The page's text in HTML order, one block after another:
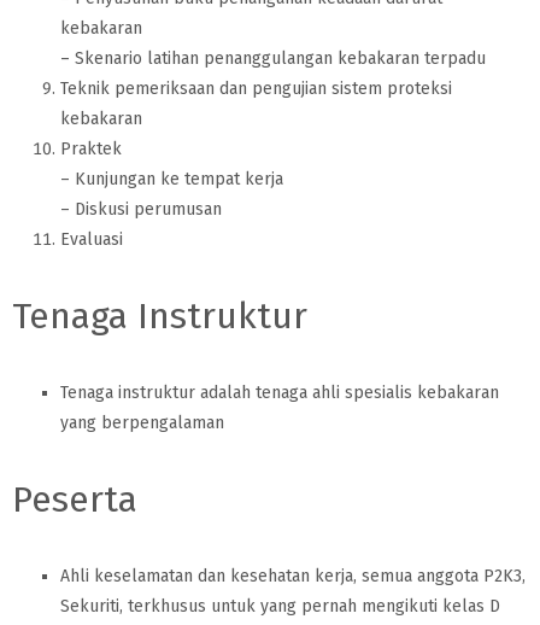
kebakaran
– Skenario latihan penanggulangan kebakaran terpadu
Teknik pemeriksaan dan pengujian sistem proteksi
kebakaran
Praktek
– Kunjungan ke tempat kerja
– Diskusi perumusan
Evaluasi
Tenaga Instruktur
Tenaga instruktur adalah tenaga ahli spesialis kebakaran
yang berpengalaman
Peserta
Ahli keselamatan dan kesehatan kerja, semua anggota P2K3,
Sekuriti, terkhusus untuk yang pernah mengikuti kelas D